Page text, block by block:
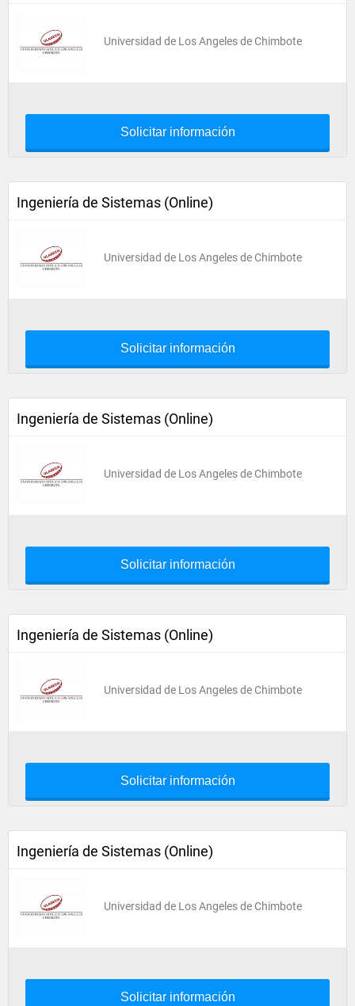
Universidad de Los Angeles de Chimbote
Solicitar información
Ingeniería de Sistemas (Online)
Universidad de Los Angeles de Chimbote
Solicitar información
Ingeniería de Sistemas (Online)
Universidad de Los Angeles de Chimbote
Solicitar información
Ingeniería de Sistemas (Online)
Universidad de Los Angeles de Chimbote
Solicitar información
Ingeniería de Sistemas (Online)
Universidad de Los Angeles de Chimbote
Solicitar información